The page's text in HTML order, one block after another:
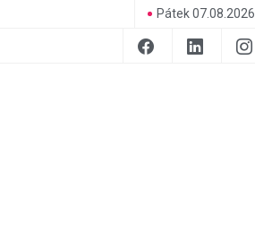
Pátek 07.08.2026